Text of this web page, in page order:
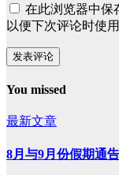
在此浏览器中保
以便下次评论时使用
You missed
最新文章
8月与9月份假期通告